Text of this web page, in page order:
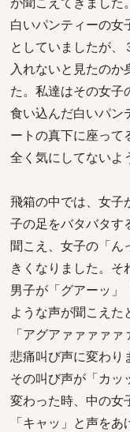
白いパンティーの女
としていましたが、
入れないと見たのか
た。私達はその女子
食い込んだ白いパン
ートの真下に座って
全く気にしてないよ
飛箱の中では、女子
子の足をバタバタす
聞こえ、女子の「ん
きくなりました。そ
男子が「グアーッ」
ような声が聞こえた
「アグアァァァァ
悲痛叫び声に変わり
その叫び声が「カッ
変わった時、中の女
「キャッ」と声を